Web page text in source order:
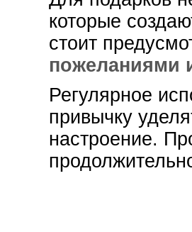
которые
стоит
пожеланиями
Регулярное
привычку
настроение.